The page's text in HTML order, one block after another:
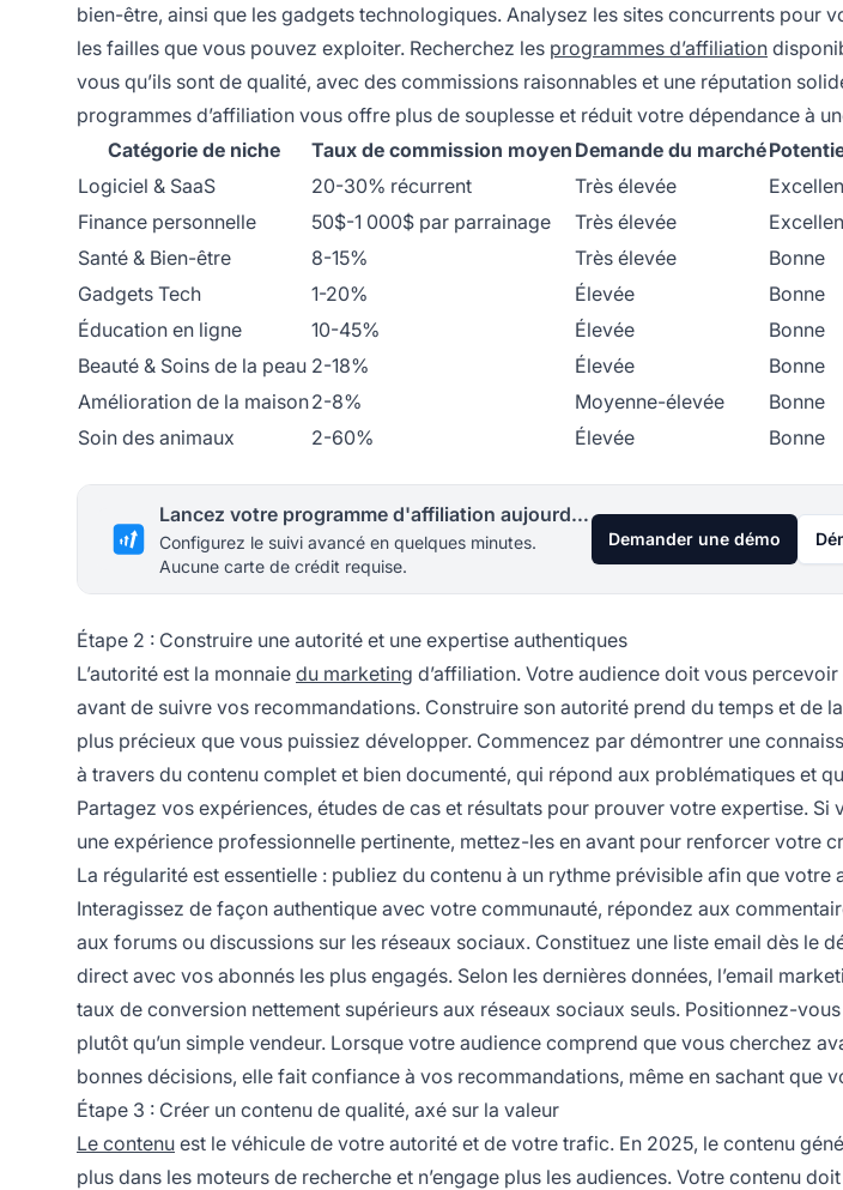
bien-être, ainsi que les gadgets technologiques. Analysez les sites concurrents pour
les failles que vous pouvez exploiter. Recherchez les programmes d’affiliation
vous qu’ils sont de qualité, avec des commissions raisonnables et une réputation
programmes d’affiliation vous offre plus de souplesse et réduit votre dépendance à
Catégorie de niche
Taux de commission moyen Demande du marché
Logiciel & SaaS
20-30% récurrent Très élevée
Finance personnelle
50$-1 000$ par parrainage Très élevée
Santé & Bien-être
8-15% Très élevée Bonne
Gadgets Tech
1-20% Élevée Bonne
Éducation en ligne
10-45% Élevée Bonne
Beauté & Soins de la peau 2-18% Élevée Bonne
Amélioration de la maison2-8% Moyenne-élevée Bonne
Soin des animaux
2-60% Élevée Bonne
Lancez votre programme d'affiliation aujourd'hui
Configurez le suivi avancé en quelques minutes.
Aucune carte de crédit requise.
Demander une démo
Étape 2 : Construire une autorité et une expertise authentiques
L’autorité est la monnaie du marketing d’affiliation. Votre audience doit vous
avant de suivre vos recommandations. Construire son autorité prend du temps et de la
plus précieux que vous puissiez développer. Commencez par démontrer une
à travers du contenu complet et bien documenté, qui répond aux problématiques et
Partagez vos expériences, études de cas et résultats pour prouver votre expertise.
une expérience professionnelle pertinente, mettez-les en avant pour renforcer votre
La régularité est essentielle : publiez du contenu à un rythme prévisible afin que votre
Interagissez de façon authentique avec votre communauté, répondez aux
aux forums ou discussions sur les réseaux sociaux. Constituez une liste email dès le
direct avec vos abonnés les plus engagés. Selon les dernières données, l’email
taux de conversion nettement supérieurs aux réseaux sociaux seuls. Positionnez-
plutôt qu’un simple vendeur. Lorsque votre audience comprend que vous cherchez
bonnes décisions, elle fait confiance à vos recommandations, même en sachant que
Étape 3 : Créer un contenu de qualité, axé sur la valeur
Le contenu est le véhicule de votre autorité et de votre trafic. En 2025, le contenu
plus dans les moteurs de recherche et n’engage plus les audiences. Votre contenu